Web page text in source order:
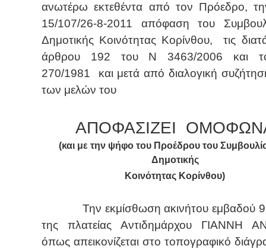
ανωτέρω εκτεθέντα από τον Πρόεδρο,
15/107/26-8-2011 απόφαση του
Δημοτικής Κοινότητας Κορίνθου,
τις
άρθρου 192 του Ν 3463/2006 και
270/1981
και μετά από διαλογική
των μελών του
ΑΠΟΦΑΣΙΖΕΙ
(και με την ψήφο του Προέδρου του
Δημοτικής
Κοινότητας Κορίνθου)
Την εκμίσθωση ακινήτου εμβαδού
της πλατείας Αντιδημάρχου ΓΙΑΝΝΗ
όπως απεικονίζεται στο τοπογραφικό